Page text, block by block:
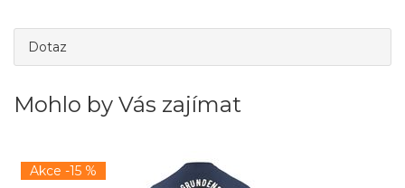
Dotaz
Mohlo by Vás zajímat
Akce -15 %